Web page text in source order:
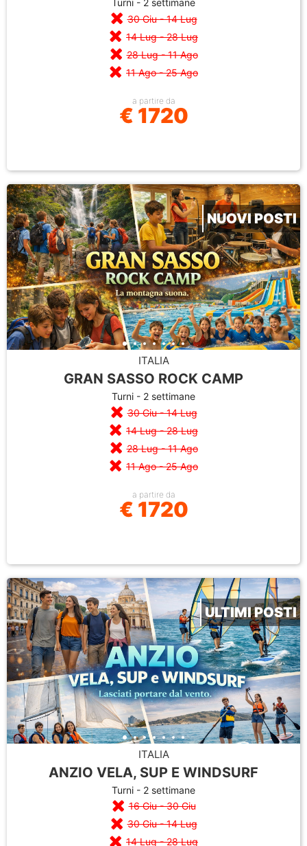
Turni - 2 settimane
30 Giu - 14 Lug
14 Lug - 28 Lug
28 Lug - 11 Ago
11 Ago - 25 Ago
a partire da
€ 1720
NUOVI POSTI
ITALIA
GRAN SASSO ROCK CAMP
Turni - 2 settimane
30 Giu - 14 Lug
14 Lug - 28 Lug
28 Lug - 11 Ago
11 Ago - 25 Ago
a partire da
€ 1720
ULTIMI POSTI
ITALIA
ANZIO VELA, SUP E WINDSURF
Turni - 2 settimane
16 Giu - 30 Giu
30 Giu - 14 Lug
14 Lug - 28 Lug